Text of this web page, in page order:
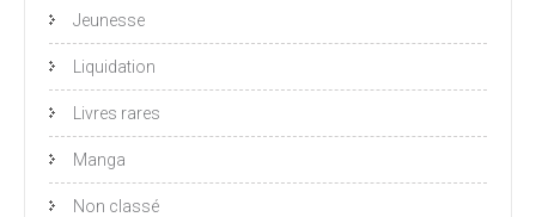
Jeunesse
Liquidation
Livres rares
Manga
Non classé